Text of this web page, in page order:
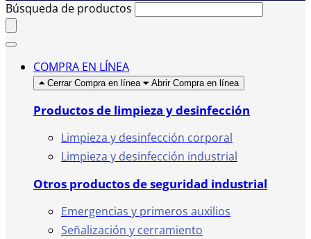
Búsqueda de productos
COMPRA EN LÍNEA
Cerrar Compra en línea Abrir Compra en línea
Productos de limpieza y desinfección
Limpieza y desinfección corporal
Limpieza y desinfección industrial
Otros productos de seguridad industrial
Emergencias y primeros auxilios
Señalización y cerramiento